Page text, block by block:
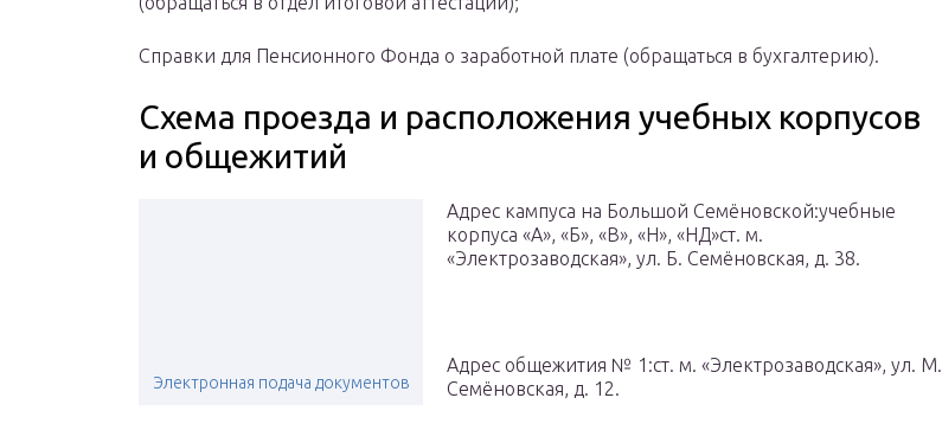
Справки для Пенсионного Фонда о заработной плате (обращаться в бухгалтерию).
Схема проезда и расположения учебных корпусов
и общежитий
Электронная подача документов
Адрес кампуса на Большой Семёновской:учебные
корпуса «А», «Б», «В», «Н», «НД»ст. м.
«Электрозаводская», ул. Б. Семёновская, д. 38.
Адрес общежития № 1:ст. м. «Электрозаводская», ул. М.
Семёновская, д. 12.